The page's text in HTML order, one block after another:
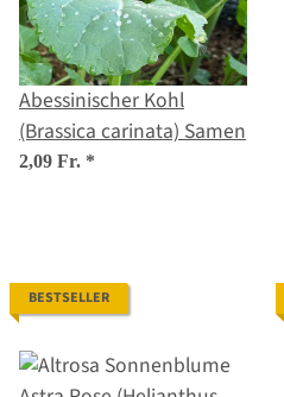
Abessinischer Kohl
(Brassica carinata) Samen
2,09 Fr. *
BESTSELLER